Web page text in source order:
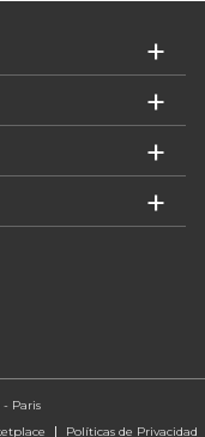
Paris
Políticas de Privacidad